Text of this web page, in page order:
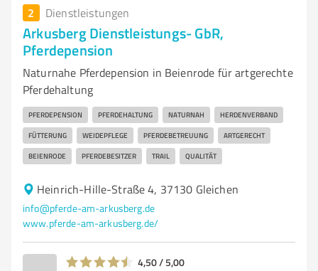
2 Dienstleistungen
Arkusberg Dienstleistungs- GbR,
Pferdepension
Naturnahe Pferdepension in Beienrode für artgerechte
Pferdehaltung
PFERDEPENSION PFERDEHALTUNG NATURNAH HERDENVERBAND
FÜTTERUNG WEIDEPFLEGE PFERDEBETREUUNG ARTGERECHT
BEIENRODE PFERDEBESITZER TRAIL QUALITÄT
Heinrich-Hille-Straße 4, 37130 Gleichen
info@pferde-am-arkusberg.de
www.pferde-am-arkusberg.de/
4,50 / 5,00